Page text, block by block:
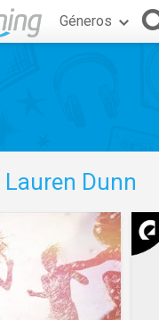
Géneros
Lauren Dunn